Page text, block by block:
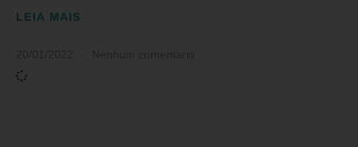
LEIA MAIS